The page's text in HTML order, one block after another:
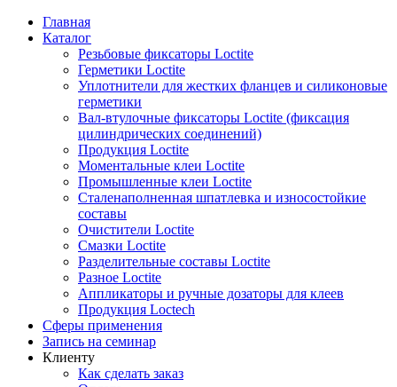
Главная
Каталог
Резьбовые фиксаторы Loctite
Герметики Loctite
Уплотнители для жестких фланцев и силиконовые
герметики
Вал-втулочные фиксаторы Loctite (фиксация
цилиндрических соединений)
Продукция Loctite
Моментальные клеи Loctite
Промышленные клеи Loctite
Сталенаполненная шпатлевка и износостойкие
составы
Очистители Loctite
Смазки Loctite
Разделительные составы Loctite
Разное Loctite
Аппликаторы и ручные дозаторы для клеев
Продукция Loctech
Сферы применения
Запись на семинар
Клиенту
Как сделать заказ